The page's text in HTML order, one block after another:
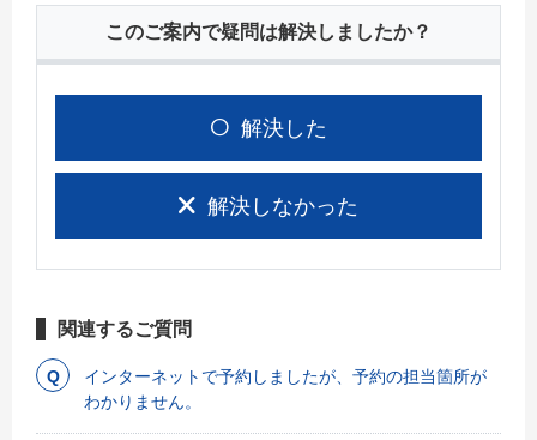
このご案内で疑問は解決しましたか？
解決した
解決しなかった
関連するご質問
インターネットで予約しましたが、予約の担当箇所が
わかりません。